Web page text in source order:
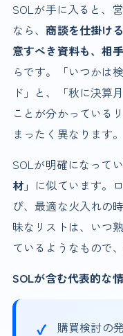
SOLが手に入ると、
なら、商談を仕掛け
意すべき資料も、相
らです。「いつかは
ド」と、「秋に決算
ことが分かっている
まったく異なります。
SOLが明確になって
材」 に似ています。
び、最適な火入れの
昧なリストは、いつ
ているようなもので
SOLが含む代表的な
購買検討の